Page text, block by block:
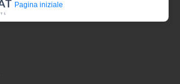
Pagina iniziale